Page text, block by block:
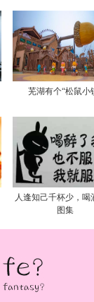
芜湖有个“松鼠小
人逢知己千杯少，喝
图集